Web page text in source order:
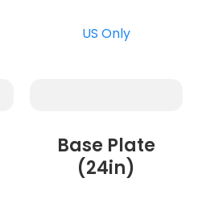
US Only
Base Plate
(24in)